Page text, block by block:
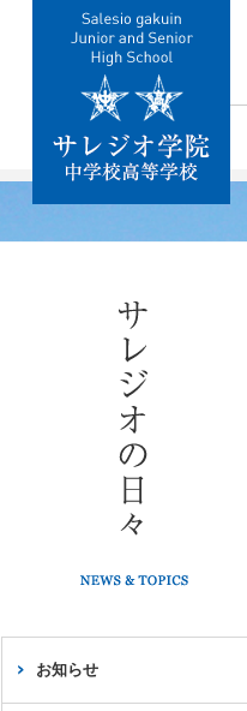
お知らせ